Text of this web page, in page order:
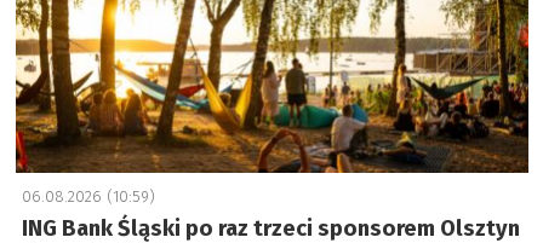
06.08.2026 (10:59)
ING Bank Śląski po raz trzeci sponsorem Olsztyn